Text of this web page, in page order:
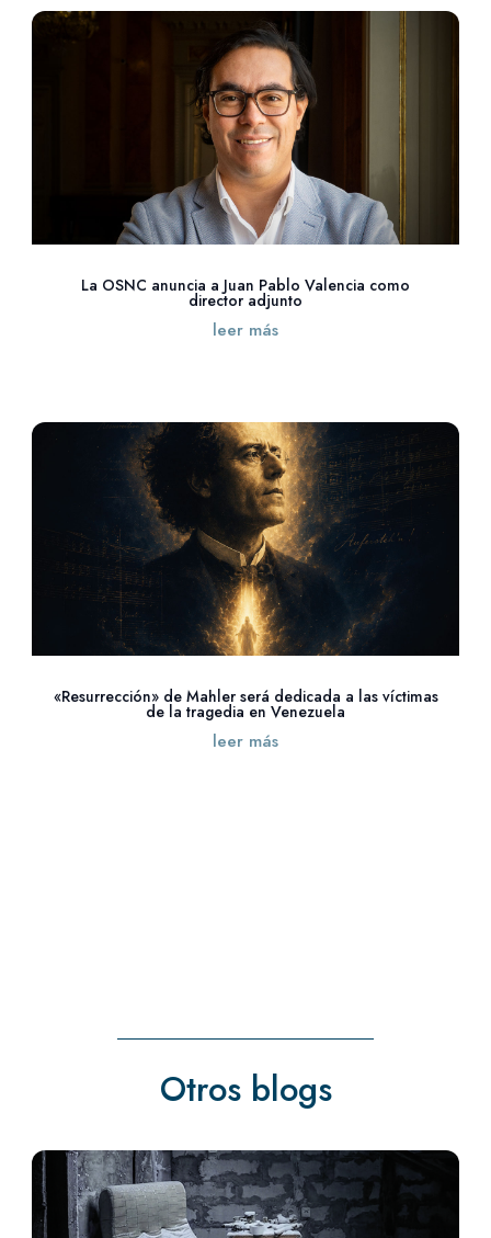
La OSNC anuncia a Juan Pablo Valencia como
director adjunto
leer más
«Resurrección» de Mahler será dedicada a las víctimas
de la tragedia en Venezuela
leer más
Otros blogs